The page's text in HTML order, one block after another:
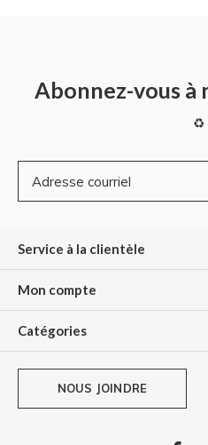
Abonnez-vous
♻
Service à la clientèle
Mon compte
Catégories
NOUS JOINDRE